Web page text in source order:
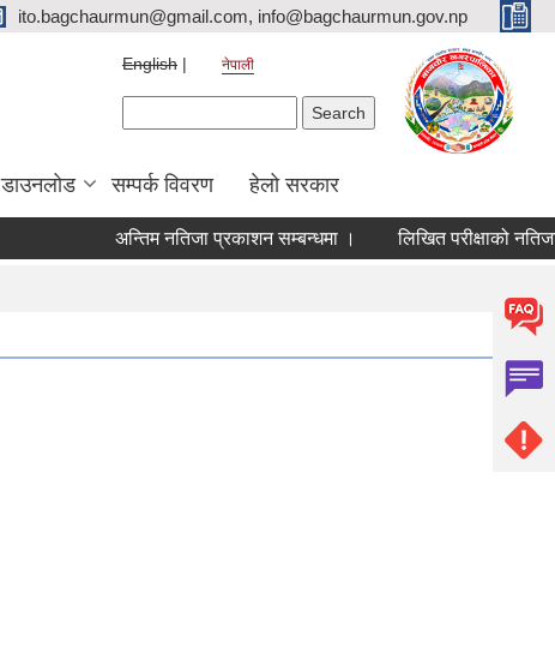
ito.bagchaurmun@gmail.com, info@bagchaurmun.gov.np
English नेपाली
डाउनलोड सम्पर्क विवरण हेलो सरकार
अन्तिम नतिजा प्रकाशन सम्बन्धमा । लिखित परीक्षाको नतिजा